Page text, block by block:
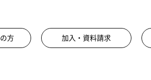
方 加入・資料請求